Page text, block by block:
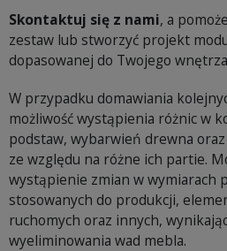
Skontaktuj się z nami, a
zestaw lub stworzyć projekt
dopasowanej do Twojego
W przypadku domawiania
możliwość wystąpienia różnic w
podstaw, wybarwień drewna
ze względu na różne ich partie.
wystąpienie zmian w wymiarach
stosowanych do produkcji,
ruchomych oraz innych,
wyeliminowania wad mebla.